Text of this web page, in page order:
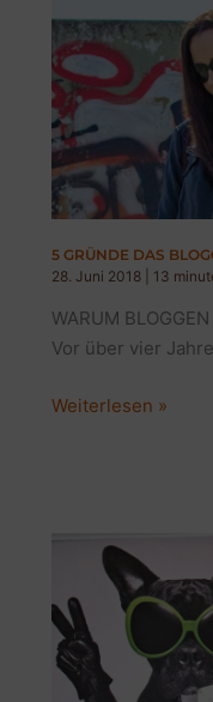
5 GRÜNDE DAS
28. Juni 2018
13
WARUM
Vor über vier
5
Weiterlesen »